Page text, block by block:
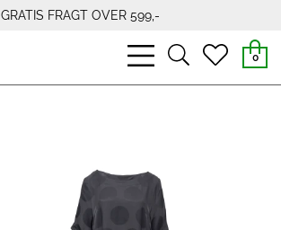
GRATIS FRAGT OVER 599,-
bars
light
searchheart
0